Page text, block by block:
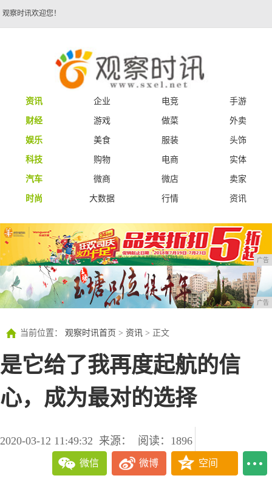
观察时讯欢迎您！
资讯 企业 电竞
手游
财经
游戏 做菜
外卖
娱乐
美食 服装
头饰
科技
购物 电商
实体
汽车
微商 微店
卖家
时尚
大数据 行情 资讯
广告
广告
当前位置： 观察时讯首页 > 资讯 > 正文
是它给了我再度起航的信
心，成为最对的选择
2020-03-12 11:49:32 来源： 阅读：1896
微信 微博 空间